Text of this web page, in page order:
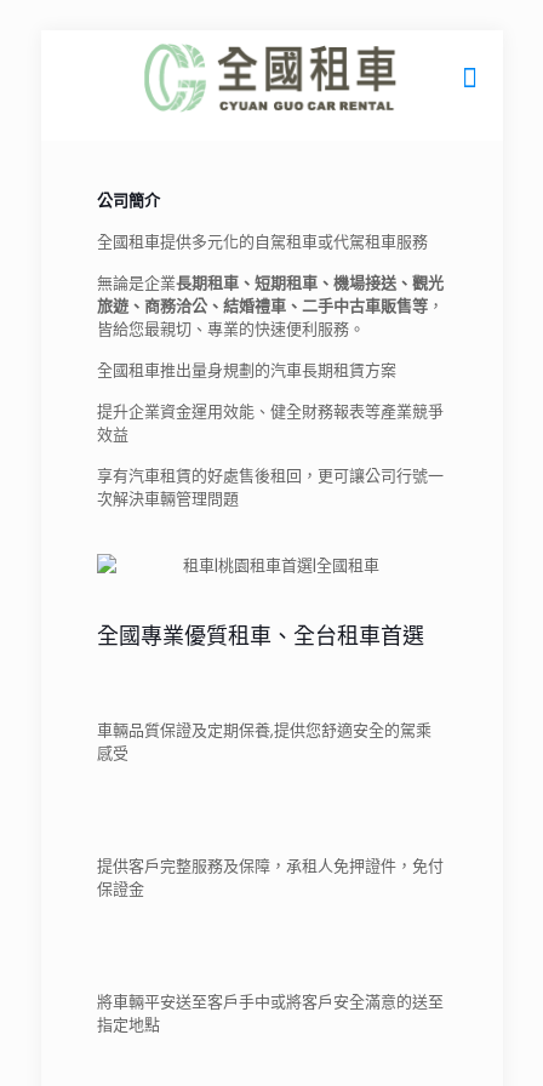
公司簡介
全國租車提供多元化的自駕租車或代駕租車服務
無論是企業長期租車、短期租車、機場接送、觀光
旅遊、商務洽公、結婚禮車、二手中古車販售等，
皆給您最親切、專業的快速便利服務。
全國租車推出量身規劃的汽車長期租賃方案
提升企業資金運用效能、健全財務報表等產業競爭
效益
享有汽車租賃的好處售後租回，更可讓公司行號一
次解決車輛管理問題
全國專業優質租車、全台租車首選
車輛品質保證及定期保養,提供您舒適安全的駕乘
感受
提供客戶完整服務及保障，承租人免押證件，免付
保證金
將車輛平安送至客戶手中或將客戶安全滿意的送至
指定地點